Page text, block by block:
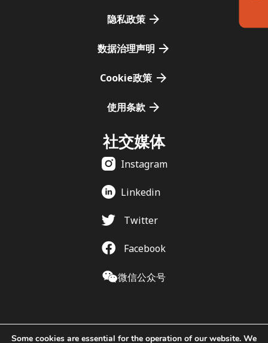
隐私政策
数据治理声明
Cookie政策
使用条款
社交媒体
Instagram
Linkedin
Twitter
Facebook
微信公众号
Some cookies are essential for the operation of our website. We